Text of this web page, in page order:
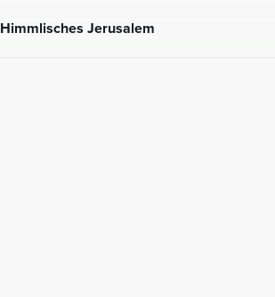
Himmlisches Jerusalem